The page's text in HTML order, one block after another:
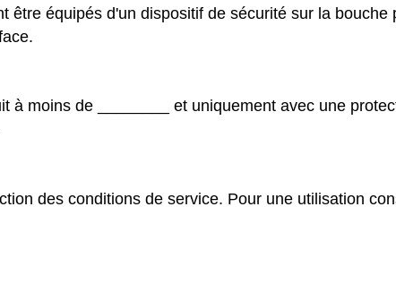
être équipés d'un dispositif de sécurité sur la bouche
à moins de
et uniquement avec une
des conditions de service. Pour une utilisation